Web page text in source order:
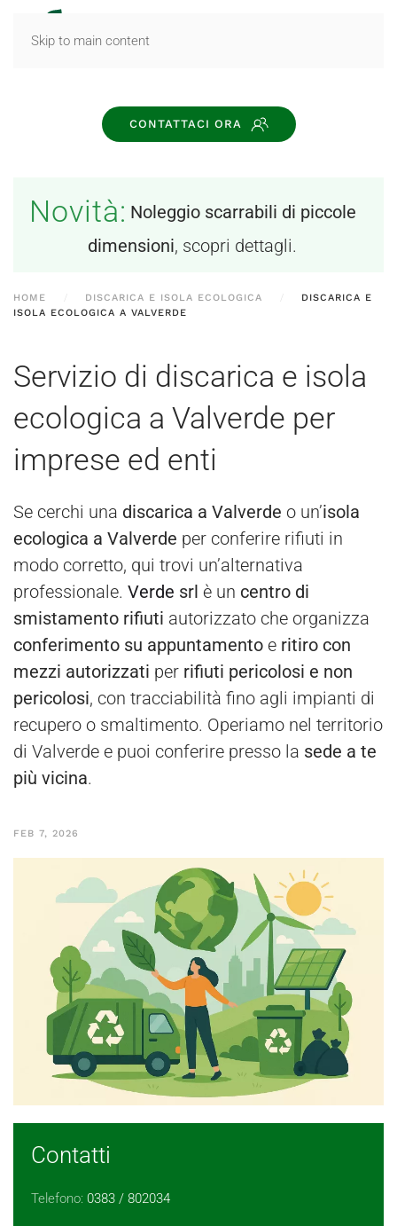
Skip to main content
CONTATTACI ORA
Novità: Noleggio scarrabili di piccole
dimensioni, scopri dettagli.
HOME DISCARICA E ISOLA ECOLOGICA
DISCARICA E
ISOLA ECOLOGICA A VALVERDE
Servizio di discarica e isola
ecologica a Valverde per
imprese ed enti
Se cerchi una discarica a Valverde o un’isola
ecologica a Valverde per conferire rifiuti in
modo corretto, qui trovi un’alternativa
professionale. Verde srl è un centro di
smistamento rifiuti autorizzato che organizza
conferimento su appuntamento e ritiro con
mezzi autorizzati per rifiuti pericolosi e non
pericolosi, con tracciabilità fino agli impianti di
recupero o smaltimento. Operiamo nel territorio
di Valverde e puoi conferire presso la sede a te
più vicina.
FEB 7, 2026
Contatti
Telefono: 0383 / 802034